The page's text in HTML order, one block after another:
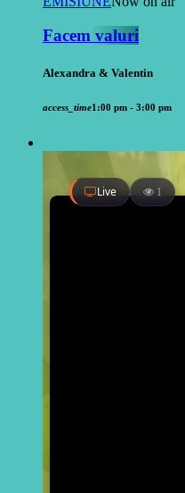
Facem valuri
Alexandra & Valentin
access_time1:00 pm - 3:00 pm